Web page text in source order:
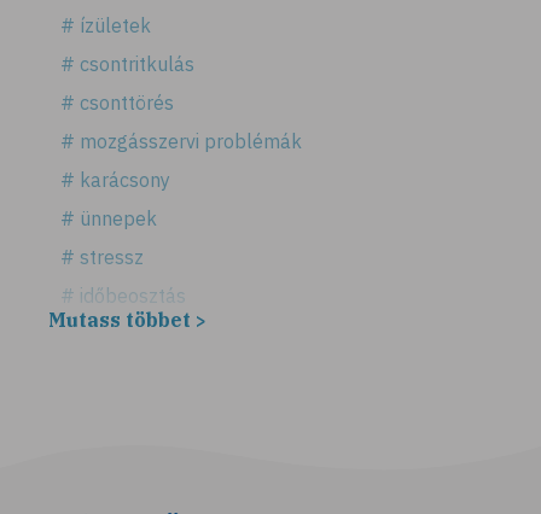
# ízületek
# csontritkulás
# csonttörés
# mozgásszervi problémák
# karácsony
# ünnepek
# stressz
# időbeosztás
# háztartás
Mutass többet >